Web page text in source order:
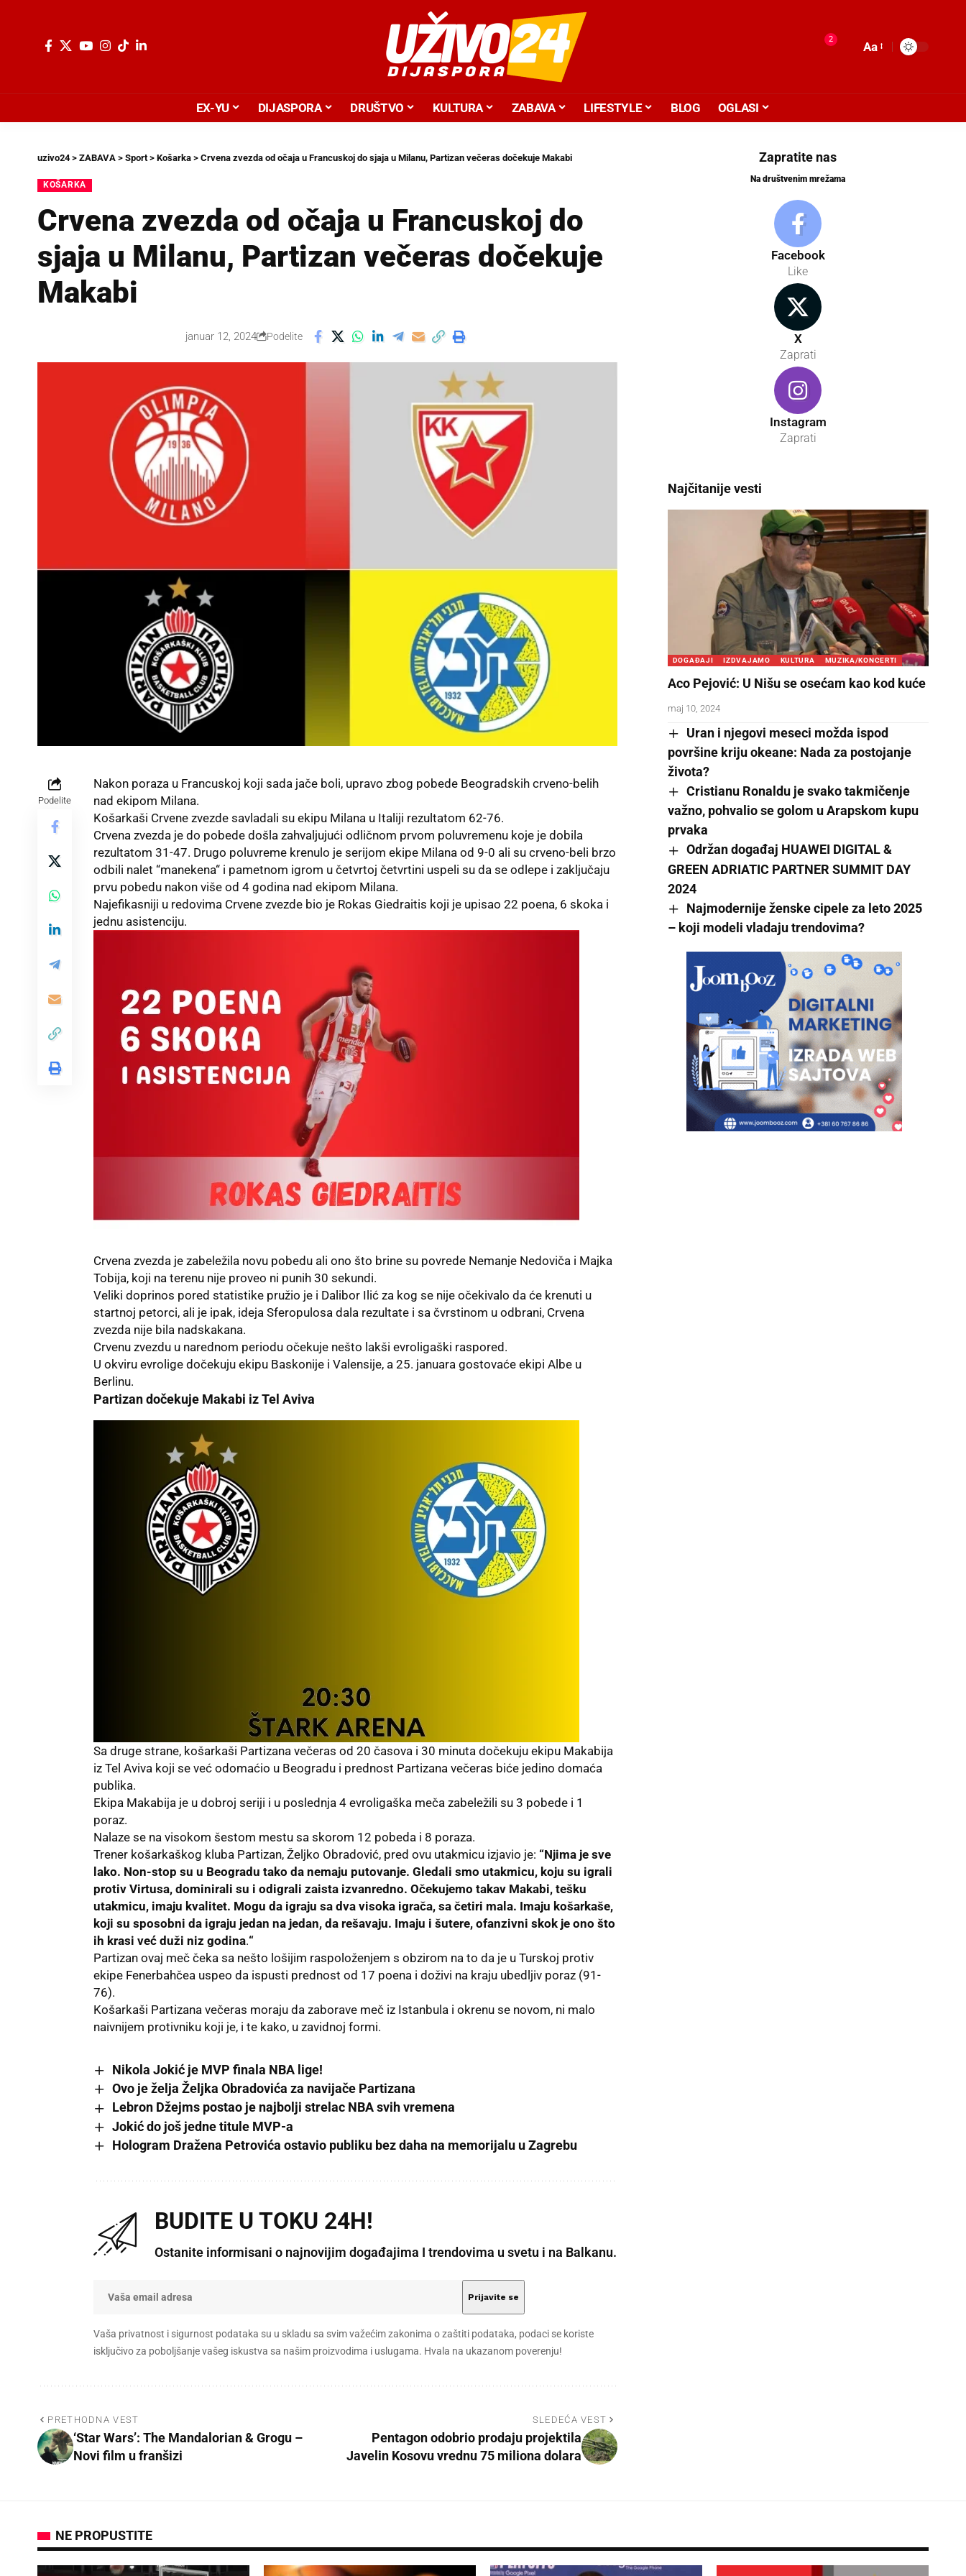
2
Aa
EX-YU DIJASPORA DRUŠTVO KULTURA ZABAVA LIFESTYLE BLOG OGLASI
uzivo24> ZABAVA > Sport> Košarka > Crvena zvezda od očaja u Francuskoj do sjaja u Milanu, Partizan večeras dočekuje Makabi
KOŠARKA
Crvena zvezda od očaja u Francuskoj do
sjaja u Milanu, Partizan večeras dočekuje
Makabi
januar 12, 2024 Podelite
Podelite
Nakon poraza u Francuskoj koji sada jače boli, upravo zbog pobede Beogradskih crveno-belih
nad ekipom Milana.
Košarkaši Crvene zvezde savladali su ekipu Milana u Italiji rezultatom 62-76.
Crvena zvezda je do pobede došla zahvaljujući odličnom prvom poluvremenu koje je dobila
rezultatom 31-47. Drugo poluvreme krenulo je serijom ekipe Milana od 9-0 ali su crveno-beli brzo
odbili nalet “manekena“ i pametnom igrom u četvrtoj četvrtini uspeli su da se odlepe i zaključaju
prvu pobedu nakon više od 4 godina nad ekipom Milana.
Najefikasniji u redovima Crvene zvezde bio je Rokas Giedraitis koji je upisao 22 poena, 6 skoka i
jednu asistenciju.
Crvena zvezda je zabeležila novu pobedu ali ono što brine su povrede Nemanje Nedoviča i Majka
Tobija, koji na terenu nije proveo ni punih 30 sekundi.
Veliki doprinos pored statistike pružio je i Dalibor Ilić za kog se nije očekivalo da će krenuti u
startnoj petorci, ali je ipak, ideja Sferopulosa dala rezultate i sa čvrstinom u odbrani, Crvena
zvezda nije bila nadskakana.
Crvenu zvezdu u narednom periodu očekuje nešto lakši evroligaški raspored.
U okviru evrolige dočekuju ekipu Baskonije i Valensije, a 25. januara gostovaće ekipi Albe u
Berlinu.
Partizan dočekuje Makabi iz Tel Aviva
Sa druge strane, košarkaši Partizana večeras od 20 časova i 30 minuta dočekuju ekipu Makabija
iz Tel Aviva koji se već odomaćio u Beogradu i prednost Partizana večeras biće jedino domaća
publika.
Ekipa Makabija je u dobroj seriji i u poslednja 4 evroligaška meča zabeležili su 3 pobede i 1
poraz.
Nalaze se na visokom šestom mestu sa skorom 12 pobeda i 8 poraza.
Trener košarkaškog kluba Partizan, Željko Obradović, pred ovu utakmicu izjavio je: “Njima je sve
lako. Non-stop su u Beogradu tako da nemaju putovanje. Gledali smo utakmicu, koju su igrali
protiv Virtusa, dominirali su i odigrali zaista izvanredno. Očekujemo takav Makabi, tešku
utakmicu, imaju kvalitet. Mogu da igraju sa dva visoka igrača, sa četiri mala. Imaju košarkaše,
koji su sposobni da igraju jedan na jedan, da rešavaju. Imaju i šutere, ofanzivni skok je ono što
ih krasi već duži niz godina.“
Partizan ovaj meč čeka sa nešto lošijim raspoloženjem s obzirom na to da je u Turskoj protiv
ekipe Fenerbahčea uspeo da ispusti prednost od 17 poena i doživi na kraju ubedljiv poraz (91-
76).
Košarkaši Partizana večeras moraju da zaborave meč iz Istanbula i okrenu se novom, ni malo
naivnijem protivniku koji je, i te kako, u zavidnoj formi.
Nikola Jokić je MVP finala NBA lige!
Ovo je želja Željka Obradovića za navijače Partizana
Lebron Džejms postao je najbolji strelac NBA svih vremena
Jokić do još jedne titule MVP-a
Hologram Dražena Petrovića ostavio publiku bez daha na memorijalu u Zagrebu
BUDITE U TOKU 24H!
Ostanite informisani o najnovijim događajima I trendovima u svetu i na Balkanu.
Vaša privatnost i sigurnost podataka su u skladu sa svim važećim zakonima o zaštiti podataka, podaci se koriste
isključivo za poboljšanje vašeg iskustva sa našim proizvodima i uslugama. Hvala na ukazanom poverenju!
PRETHODNA VEST
‘Star Wars’: The Mandalorian & Grogu –
Novi film u franšizi
SLEDEĆA VEST
Pentagon odobrio prodaju projektila
Javelin Kosovu vrednu 75 miliona dolara
Zapratite nas
Na društvenim mrežama
Facebook
Like
X
Zaprati
Instagram
Zaprati
Najčitanije vesti
DOGAĐAJI IZDVAJAMO KULTURA MUZIKA/KONCERTI
Aco Pejović: U Nišu se osećam kao kod kuće
maj 10, 2024
Uran i njegovi meseci možda ispod
površine kriju okeane: Nada za postojanje
života?
Cristianu Ronaldu je svako takmičenje
važno, pohvalio se golom u Arapskom kupu
prvaka
Održan događaj HUAWEI DIGITAL &
GREEN ADRIATIC PARTNER SUMMIT DAY
2024
Najmodernije ženske cipele za leto 2025
– koji modeli vladaju trendovima?
NE PROPUSTITE